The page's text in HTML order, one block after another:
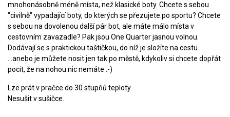
mnohonásobně méně místa, než klasické boty. Chcete s sebou
"civilně" vypadající boty, do kterých se přezujete po sportu? Chcete
s sebou na dovolenou další pár bot, ale máte málo místa v
cestovním zavazadle? Pak jsou One Quarter jasnou volnou.
Dodávají se s praktickou taštičkou, do níž je složíte na cestu.
...anebo je můžete nosit jen tak po městě, kdykoliv si chcete dopřát
pocit, že na nohou nic nemáte :-)
Lze prát v pračce do 30 stupňů teploty.
Nesušit v sušičce.